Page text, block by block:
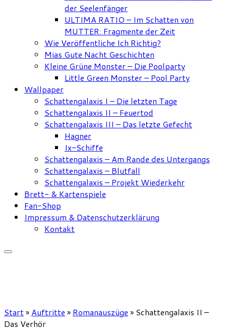
der Seelenfänger
ULTIMA RATIO – Im Schatten von
MUTTER: Fragmente der Zeit
Wie Veröffentliche Ich Richtig?
Mias Gute Nacht Geschichten
Kleine Grüne Monster – Die Poolparty
Little Green Monster – Pool Party
Wallpaper
Schattengalaxis I – Die letzten Tage
Schattengalaxis II – Feuertod
Schattengalaxis III – Das letzte Gefecht
Hagner
Ix-Schiffe
Schattengalaxis – Am Rande des Untergangs
Schattengalaxis – Blutfall
Schattengalaxis – Projekt Wiederkehr
Brett- & Kartenspiele
Fan-Shop
Impressum & Datenschutzerklärung
Kontakt
Start» Auftritte » Romanauszüge » Schattengalaxis II –
Das Verhör